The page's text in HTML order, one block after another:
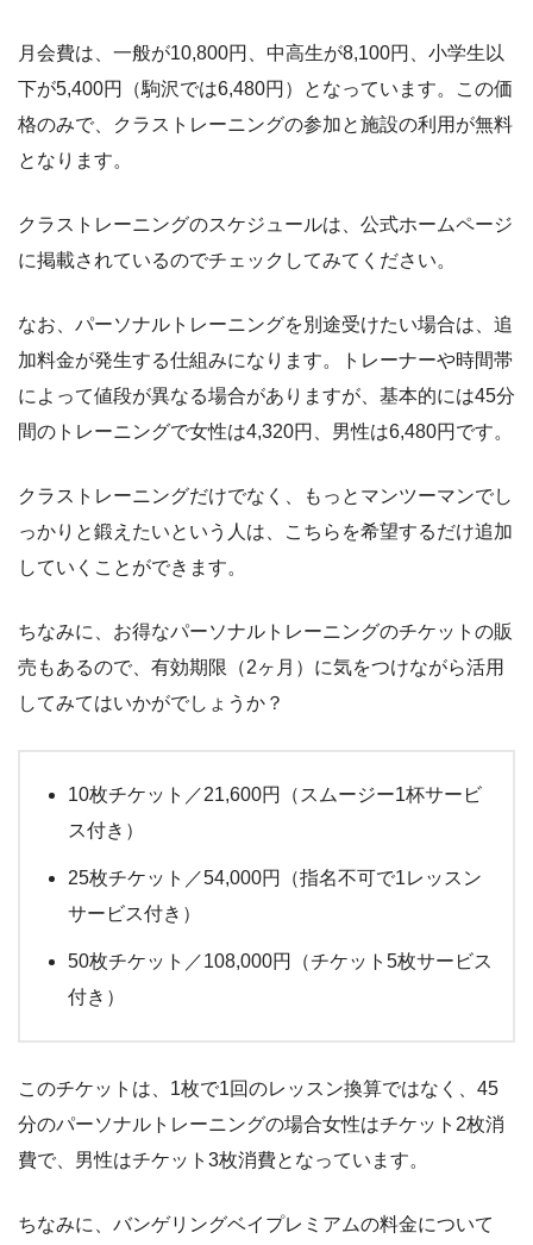
月会費は、一般が10,800円、中高生が8,100円、小学生以
下が5,400円（駒沢では6,480円）となっています。この価
格のみで、クラストレーニングの参加と施設の利用が無料
となります。
クラストレーニングのスケジュールは、公式ホームページ
に掲載されているのでチェックしてみてください。
なお、パーソナルトレーニングを別途受けたい場合は、追
加料金が発生する仕組みになります。トレーナーや時間帯
によって値段が異なる場合がありますが、基本的には45分
間のトレーニングで女性は4,320円、男性は6,480円です。
クラストレーニングだけでなく、もっとマンツーマンでし
っかりと鍛えたいという人は、こちらを希望するだけ追加
していくことができます。
ちなみに、お得なパーソナルトレーニングのチケットの販
売もあるので、有効期限（2ヶ月）に気をつけながら活用
してみてはいかがでしょうか？
10枚チケット／21,600円（スムージー1杯サービ
ス付き）
25枚チケット／54,000円（指名不可で1レッスン
サービス付き）
50枚チケット／108,000円（チケット5枚サービス
付き）
このチケットは、1枚で1回のレッスン換算ではなく、45
分のパーソナルトレーニングの場合女性はチケット2枚消
費で、男性はチケット3枚消費となっています。
ちなみに、バンゲリングベイプレミアムの料金について